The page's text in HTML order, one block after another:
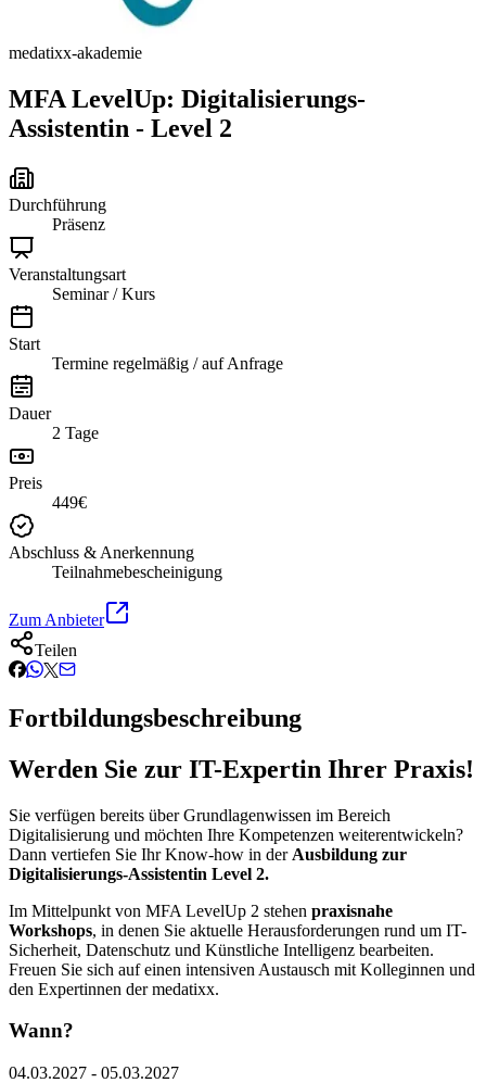
medatixx-akademie
MFA LevelUp: Digitalisierungs-
Assistentin - Level 2
Durchführung
Präsenz
Veranstaltungsart
Seminar / Kurs
Start
Termine regelmäßig / auf Anfrage
Dauer
2 Tage
Preis
449€
Abschluss & Anerkennung
Teilnahmebescheinigung
Zum Anbieter
Teilen
Fortbildungsbeschreibung
Werden Sie zur IT-Expertin Ihrer Praxis!
Sie verfügen bereits über Grundlagenwissen im Bereich
Digitalisierung und möchten Ihre Kompetenzen weiterentwickeln?
Dann vertiefen Sie Ihr Know-how in der Ausbildung zur
Digitalisierungs-Assistentin Level 2.
Im Mittelpunkt von MFA LevelUp 2 stehen praxisnahe
Workshops, in denen Sie aktuelle Herausforderungen rund um IT-
Sicherheit, Datenschutz und Künstliche Intelligenz bearbeiten.
Freuen Sie sich auf einen intensiven Austausch mit Kolleginnen und
den Expertinnen der medatixx.
Wann?
04.03.2027 - 05.03.2027